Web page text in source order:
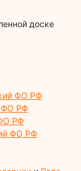
доске
ФО РФ
ФО РФ
РФ
ФО РФ